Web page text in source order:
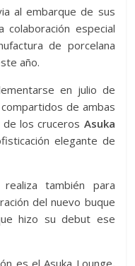
al embarque de sus
especial
de porcelana
año.
en julio de
de ambas
de los cruceros Asuka
elegante de
también para
del nuevo buque
hizo su debut ese
es el Asuka Lounge,